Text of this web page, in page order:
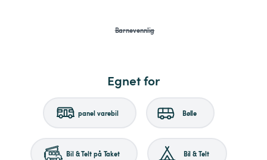
Barnevennlig
Egnet for
panel varebil Bølle
Bil & Telt på Taket Bil & Telt